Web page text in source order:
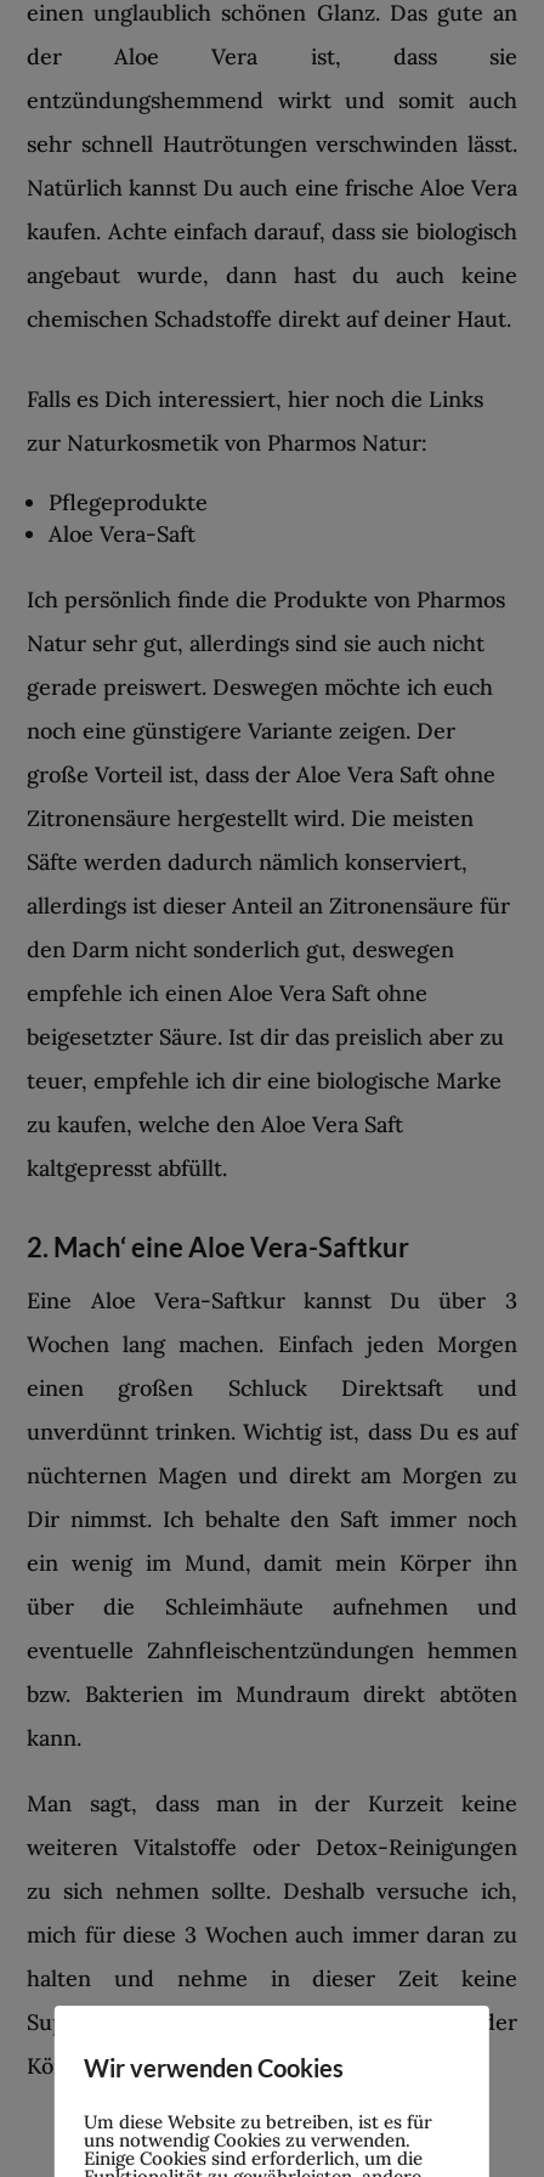
einen unglaublich schönen Glanz. Das gute an
der Aloe Vera ist, dass sie
entzündungshemmend wirkt und somit auch
sehr schnell Hautrötungen verschwinden lässt.
Natürlich kannst Du auch eine frische Aloe Vera
kaufen. Achte einfach darauf, dass sie biologisch
angebaut wurde, dann hast du auch keine
chemischen Schadstoffe direkt auf deiner Haut.
Falls es Dich interessiert, hier noch die Links
zur Naturkosmetik von Pharmos Natur:
Pflegeprodukte
Aloe Vera-Saft
Ich persönlich finde die Produkte von Pharmos
Natur sehr gut, allerdings sind sie auch nicht
gerade preiswert. Deswegen möchte ich euch
noch eine günstigere Variante zeigen. Der
große Vorteil ist, dass der Aloe Vera Saft ohne
Zitronensäure hergestellt wird. Die meisten
Säfte werden dadurch nämlich konserviert,
allerdings ist dieser Anteil an Zitronensäure für
den Darm nicht sonderlich gut, deswegen
empfehle ich einen Aloe Vera Saft ohne
beigesetzter Säure. Ist dir das preislich aber zu
teuer, empfehle ich dir eine biologische Marke
zu kaufen, welche den Aloe Vera Saft
kaltgepresst abfüllt.
2. Mach‘ eine Aloe Vera-Saftkur
Eine Aloe Vera-Saftkur kannst Du über 3
Wochen lang machen. Einfach jeden Morgen
einen großen Schluck Direktsaft und
unverdünnt trinken. Wichtig ist, dass Du es auf
nüchternen Magen und direkt am Morgen zu
Dir nimmst. Ich behalte den Saft immer noch
ein wenig im Mund, damit mein Körper ihn
über die Schleimhäute aufnehmen und
eventuelle Zahnfleischentzündungen hemmen
bzw. Bakterien im Mundraum direkt abtöten
kann.
Man sagt, dass man in der Kurzeit keine
weiteren Vitalstoffe oder Detox-Reinigungen
zu sich nehmen sollte. Deshalb versuche ich,
mich für diese 3 Wochen auch immer daran zu
halten und nehme in dieser Zeit keine
Supplemente, Nahrungsergänzungen oder
Körperentgiftungen.
Wir verwenden Cookies
Um diese Website zu betreiben, ist es für
uns notwendig Cookies zu verwenden.
Einige Cookies sind erforderlich, um die